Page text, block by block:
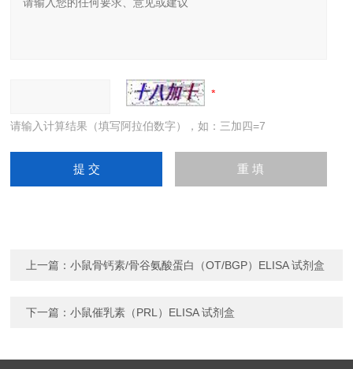
请输入计算结果（填写阿拉伯数字），如：三加四=7
上一篇：小鼠骨钙素/骨谷氨酸蛋白（OT/BGP）ELISA 试剂盒
下一篇：小鼠催乳素（PRL）ELISA 试剂盒